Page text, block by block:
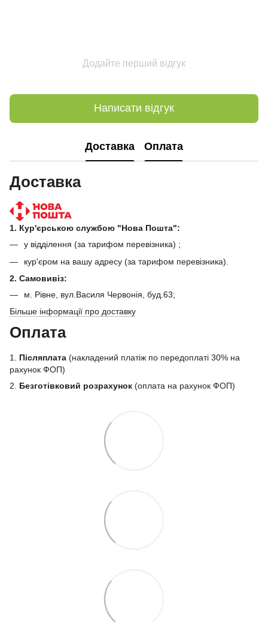
Додайте перший відгук
Написати відгук
Доставка Оплата
Доставка
1. Кур'єрською службою "Нова Пошта":
у відділення (за тарифом перевізника) ;
кур'єром на вашу адресу (за тарифом перевізника).
2. Самовивіз:
м. Рівне, вул.Василя Червонія, буд.63;
Більше інформації про доставку
Оплата
1. Післяплата (накладений платіж по передоплаті 30% на
рахунок ФОП)
2. Безготівковий розрахунок (оплата на рахунок ФОП)